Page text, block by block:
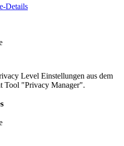
Details
Level Einstellungen aus dem
Tool "Privacy Manager".